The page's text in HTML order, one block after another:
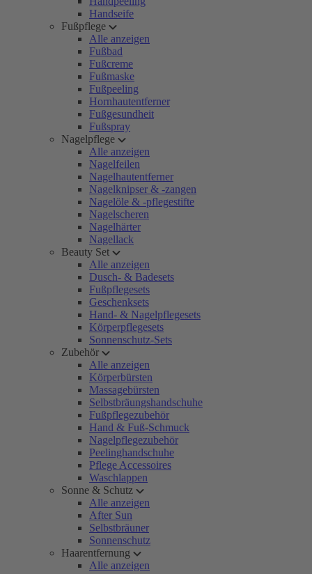
Handseife
Fußpflege
Alle anzeigen
Fußbad
Fußcreme
Fußmaske
Fußpeeling
Hornhautentferner
Fußgesundheit
Fußspray
Nagelpflege
Alle anzeigen
Nagelfeilen
Nagelhautentferner
Nagelknipser & -zangen
Nagelöle & -pflegestifte
Nagelscheren
Nagelhärter
Nagellack
Beauty Set
Alle anzeigen
Dusch- & Badesets
Fußpflegesets
Geschenksets
Hand- & Nagelpflegesets
Körperpflegesets
Sonnenschutz-Sets
Zubehör
Alle anzeigen
Körperbürsten
Massagebürsten
Selbstbräungshandschuhe
Fußpflegezubehör
Hand & Fuß-Schmuck
Nagelpflegezubehör
Peelinghandschuhe
Pflege Accessoires
Waschlappen
Sonne & Schutz
Alle anzeigen
After Sun
Selbstbräuner
Sonnenschutz
Haarentfernung
Alle anzeigen